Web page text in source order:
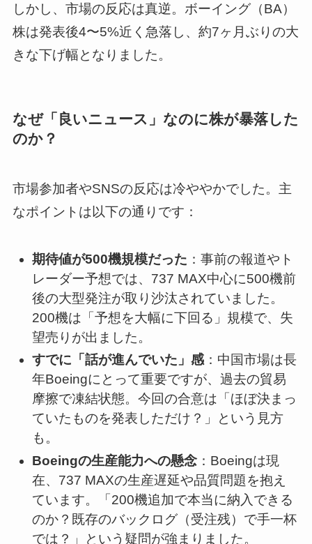
しかし、市場の反応は真逆。ボーイング（BA）
株は発表後4〜5%近く急落し、約7ヶ月ぶりの大
きな下げ幅となりました。
なぜ「良いニュース」なのに株が暴落した
のか？
市場参加者やSNSの反応は冷ややかでした。主
なポイントは以下の通りです：
期待値が500機規模だった ：事前の報道やト
レーダー予想では、737 MAX中心に500機前
後の大型発注が取り沙汰されていました。
200機は「予想を大幅に下回る」規模で、失
望売りが出ました。
すでに「話が進んでいた」感：中国市場は長
年Boeingにとって重要ですが、過去の貿易
摩擦で凍結状態。今回の合意は「ほぼ決まっ
ていたものを発表しただけ？」という見方
も。
Boeingの生産能力への懸念 ：Boeingは現
在、737 MAXの生産遅延や品質問題を抱え
ています。「200機追加で本当に納入できる
のか？既存のバックログ（受注残）で手一杯
では？」という疑問が強まりました。